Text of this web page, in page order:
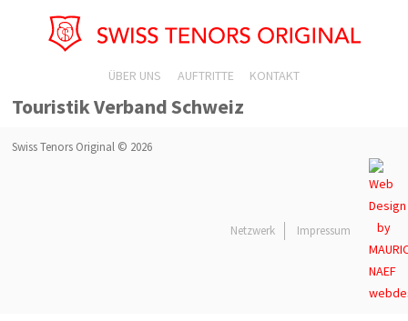
ÜBER UNS AUFTRITTE KONTAKT
Touristik Verband Schweiz
Swiss Tenors Original © 2026
Netzwerk Impressum